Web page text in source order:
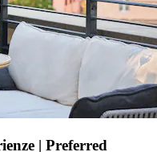
| Preferred